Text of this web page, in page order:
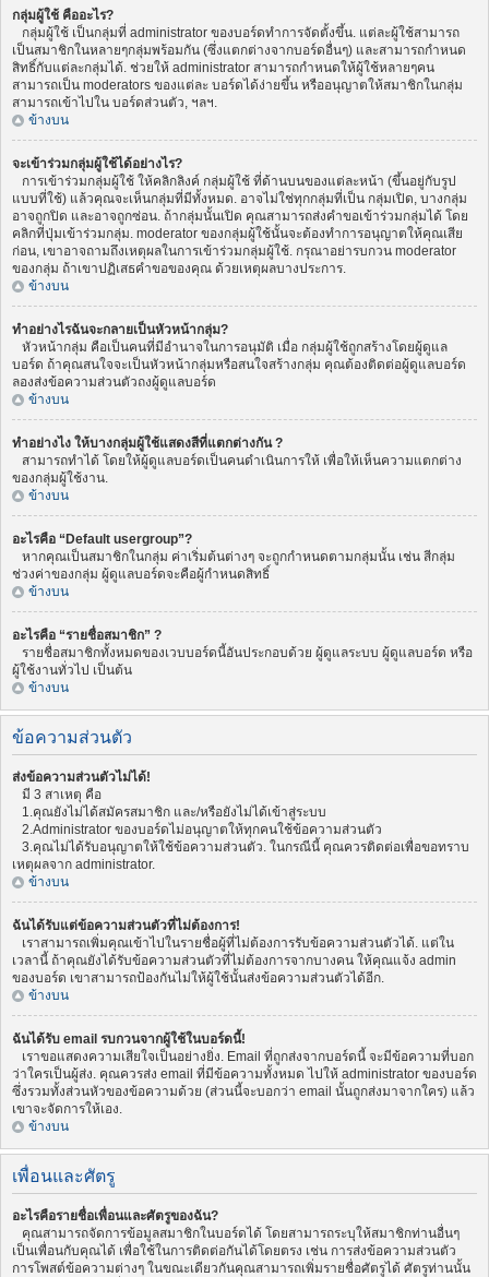
กลุ่มผู้ใช้ คืออะไร?
กลุ่มผู้ใช้ เป็นกลุ่มที่ administrator ของบอร์ดทำการจัดตั้งขึ้น. แต่ละผู้ใช้สามารถ
เป็นสมาชิกในหลายๆกลุ่มพร้อมกัน (ซึ่งแตกต่างจากบอร์ดอื่นๆ) และสามารถกำหนด
สิทธิ์กับแต่ละกลุ่มได้. ช่วยให้ administrator สามารถกำหนดให้ผู้ใช้หลายๆคน
สามารถเป็น moderators ของแต่ละ บอร์ดได้ง่ายขึ้น หรืออนุญาตให้สมาชิกในกลุ่ม
สามารถเข้าไปใน บอร์ดส่วนตัว, ฯลฯ.
ข้างบน
จะเข้าร่วมกลุ่มผู้ใช้ได้อย่างไร?
การเข้าร่วมกลุ่มผู้ใช้ ให้คลิกลิงค์ กลุ่มผู้ใช้ ที่ด้านบนของแต่ละหน้า (ขึ้นอยู่กับรูป
แบบที่ใช้) แล้วคุณจะเห็นกลุ่มที่มีทั้งหมด. อาจไม่ใช่ทุกกลุ่มที่เป็น กลุ่มเปิด, บางกลุ่ม
อาจถูกปิด และอาจถูกซ่อน. ถ้ากลุ่มนั้นเปิด คุณสามารถส่งคำขอเข้าร่วมกลุ่มได้ โดย
คลิกที่ปุ่มเข้าร่วมกลุ่ม. moderator ของกลุ่มผู้ใช้นั้นจะต้องทำการอนุญาตให้คุณเสีย
ก่อน, เขาอาจถามถึงเหตุผลในการเข้าร่วมกลุ่มผู้ใช้. กรุณาอย่ารบกวน moderator
ของกลุ่ม ถ้าเขาปฏิเสธคำขอของคุณ ด้วยเหตุผลบางประการ.
ข้างบน
ทำอย่างไรฉันจะกลายเป็นหัวหน้ากลุ่ม?
หัวหน้ากลุ่ม คือเป็นคนที่มีอำนาจในการอนุมัติ เมื่อ กลุ่มผู้ใช้ถูกสร้างโดยผู้ดูแล
บอร์ด ถ้าคุณสนใจจะเป็นหัวหน้ากลุ่มหรือสนใจสร้างกลุ่ม คุณต้องติดต่อผู้ดูแลบอร์ด
ลองส่งข้อความส่วนตัวถงผู้ดูแลบอร์ด
ข้างบน
ทำอย่างไง ให้บางกลุ่มผู้ใช้แสดงสีที่แตกต่างกัน ?
สามารถทำได้ โดยให้ผู้ดูแลบอร์ดเป็นคนดำเนินการให้ เพื่อให้เห็นความแตกต่าง
ของกลุ่มผู้ใช้งาน.
ข้างบน
อะไรคือ “Default usergroup”?
หากคุณเป็นสมาชิกในกลุ่ม ค่าเริ่มต้นต่างๆ จะถูกกำหนดตามกลุ่มนั้น เช่น สีกลุ่ม
ช่วงค่าของกลุ่ม ผู้ดูแลบอร์ดจะคือผู้กำหนดสิทธิ์
ข้างบน
อะไรคือ “รายชื่อสมาชิก” ?
รายชื่อสมาชิกทั้งหมดของเวบบอร์ดนี้อันประกอบด้วย ผู้ดูแลระบบ ผู้ดูแลบอร์ด หรือ
ผู้ใช้งานทั่วไป เป็นต้น
ข้างบน
ข้อความส่วนตัว
ส่งข้อความส่วนตัวไม่ได้!
มี 3 สาเหตุ คือ
1.คุณยังไม่ได้สมัครสมาชิก และ/หรือยังไม่ได้เข้าสู่ระบบ
2.Administrator ของบอร์ดไม่อนุญาตให้ทุกคนใช้ข้อความส่วนตัว
3.คุณไม่ได้รับอนุญาตให้ใช้ข้อความส่วนตัว. ในกรณีนี้ คุณควรติดต่อเพื่อขอทราบ
เหตุผลจาก administrator.
ข้างบน
ฉันได้รับแต่ข้อความส่วนตัวที่ไม่ต้องการ!
เราสามารถเพิ่มคุณเข้าไปในรายชื่อผู้ที่ไม่ต้องการรับข้อความส่วนตัวได้. แต่ใน
เวลานี้ ถ้าคุณยังได้รับข้อความส่วนตัวที่ไม่ต้องการจากบางคน ให้คุณแจ้ง admin
ของบอร์ด เขาสามารถป้องกันไม่ให้ผู้ใช้นั้นส่งข้อความส่วนตัวได้อีก.
ข้างบน
ฉันได้รับ email รบกวนจากผู้ใช้ในบอร์ดนี้!
เราขอแสดงความเสียใจเป็นอย่างยิ่ง. Email ที่ถูกส่งจากบอร์ดนี้ จะมีข้อความที่บอก
ว่าใครเป็นผู้ส่ง. คุณควรส่ง email ที่มีข้อความทั้งหมด ไปให้ administrator ของบอร์ด
ซึ่งรวมทั้งส่วนหัวของข้อความด้วย (ส่วนนี้จะบอกว่า email นั้นถูกส่งมาจากใคร) แล้ว
เขาจะจัดการให้เอง.
ข้างบน
เพื่อนและศัตรู
อะไรคือรายชื่อเพื่อนและศัตรูของฉัน?
คุณสามารถจัดการข้อมูลสมาชิกในบอร์ดได้ โดยสามารถระบุให้สมาชิกท่านอื่นๆ
เป็นเพื่อนกับคุณได้ เพื่อใช้ในการติดต่อกันได้โดยตรง เช่น การส่งข้อความส่วนตัว
การโพสต์ข้อความต่างๆ ในขณะเดียวกันคุณสามารถเพิ่มรายชื่อศัตรูได้ ศัตรูท่านนั้น